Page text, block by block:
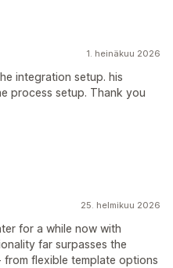
1. heinäkuu 2026
integration setup. his
process setup. Thank you
25. helmikuu 2026
for a while now with
far surpasses the
flexible template options